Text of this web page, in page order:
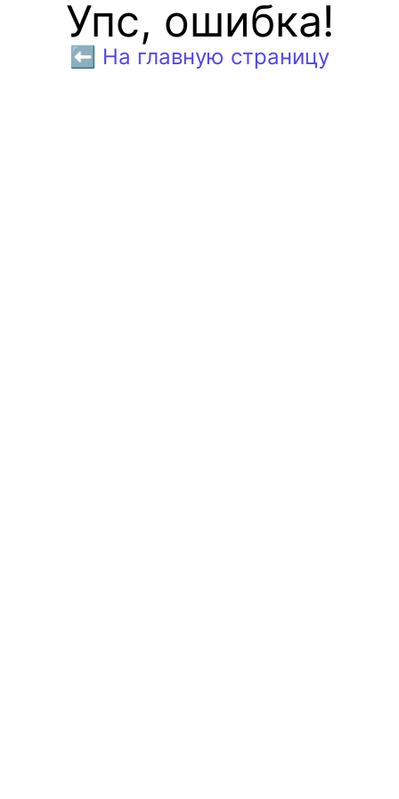
Упс, ошибка!
⬅️ На главную страницу